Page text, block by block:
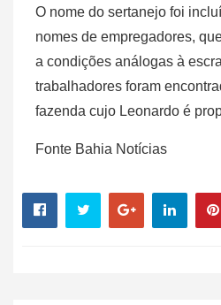
O nome do sertanejo foi
nomes de empregadores,
a condições análogas à
trabalhadores foram
fazenda cujo Leonardo é
Fonte Bahia Notícias